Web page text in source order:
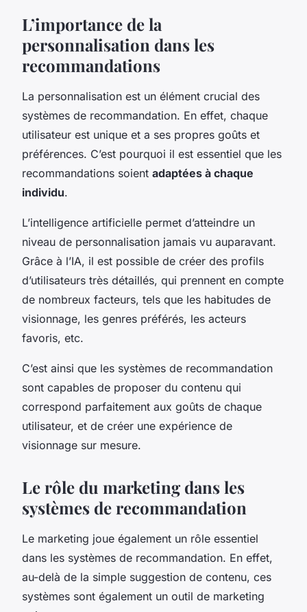
L’importance de la
personnalisation dans les
recommandations
La personnalisation est un élément crucial des
systèmes de recommandation. En effet, chaque
utilisateur est unique et a ses propres goûts et
préférences. C’est pourquoi il est essentiel que les
recommandations soient adaptées à chaque
individu.
L’intelligence artificielle permet d’atteindre un
niveau de personnalisation jamais vu auparavant.
Grâce à l’IA, il est possible de créer des profils
d’utilisateurs très détaillés, qui prennent en compte
de nombreux facteurs, tels que les habitudes de
visionnage, les genres préférés, les acteurs
favoris, etc.
C’est ainsi que les systèmes de recommandation
sont capables de proposer du contenu qui
correspond parfaitement aux goûts de chaque
utilisateur, et de créer une expérience de
visionnage sur mesure.
Le rôle du marketing dans les
systèmes de recommandation
Le marketing joue également un rôle essentiel
dans les systèmes de recommandation. En effet,
au-delà de la simple suggestion de contenu, ces
systèmes sont également un outil de marketing